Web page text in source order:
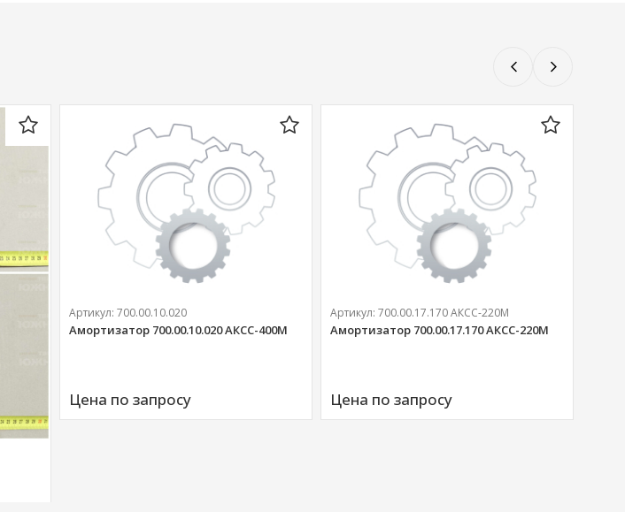
Артикул:700.00.10.020
Амортизатор 700.00.10.020 АКСС-400М
Цена по запросу
Артикул:700.00.17.170 АКСС-220М
Амортизатор 700.00.17.170 АКСС-220М
Цена по запросу